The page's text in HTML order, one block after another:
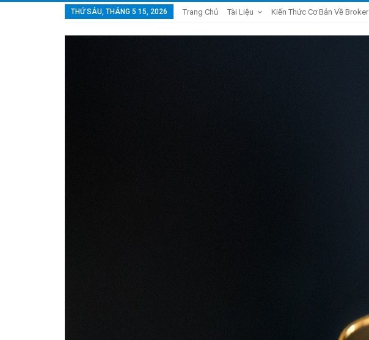
THỨ SÁU, THÁNG 5 15, 2026 Trang Chủ Tài Liệu Kiến Thức Cơ Bản Về Broker